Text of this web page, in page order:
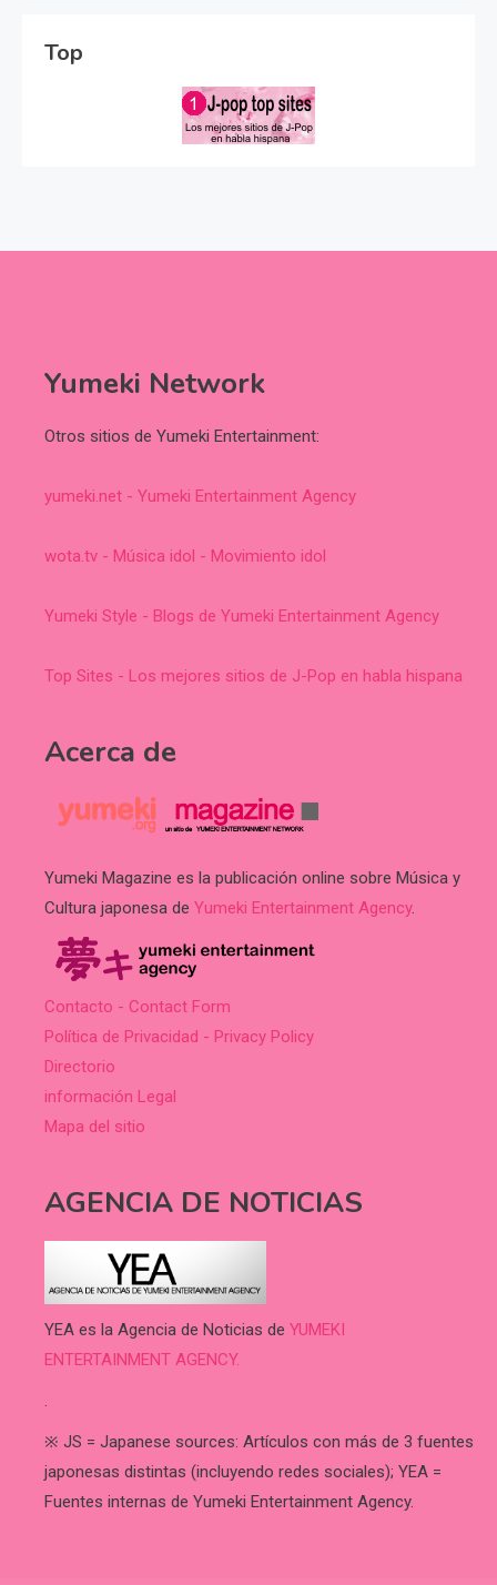
Top
Yumeki Network
Otros sitios de Yumeki Entertainment:
yumeki.net - Yumeki Entertainment Agency
wota.tv - Música idol - Movimiento idol
Yumeki Style - Blogs de Yumeki Entertainment Agency
Top Sites - Los mejores sitios de J-Pop en habla hispana
Acerca de
Yumeki Magazine es la publicación online sobre Música y
Cultura japonesa de Yumeki Entertainment Agency.
Contacto - Contact Form
Política de Privacidad - Privacy Policy
Directorio
información Legal
Mapa del sitio
AGENCIA DE NOTICIAS
YEA es la Agencia de Noticias de YUMEKI
ENTERTAINMENT AGENCY.
.
※ JS = Japanese sources: Artículos con más de 3 fuentes
japonesas distintas (incluyendo redes sociales); YEA =
Fuentes internas de Yumeki Entertainment Agency.